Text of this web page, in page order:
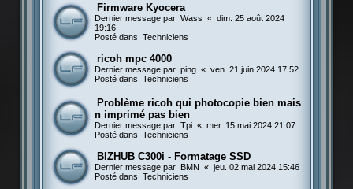
Firmware Kyocera
Dernier message par Wass « dim. 25 août 2024
19:16
Posté dans Techniciens
ricoh mpc 4000
Dernier message par ping « ven. 21 juin 2024 17:52
Posté dans Techniciens
Problème ricoh qui photocopie bien mais
n imprimé pas bien
Dernier message par Tpi « mer. 15 mai 2024 21:07
Posté dans Techniciens
BIZHUB C300i - Formatage SSD
Dernier message par BMN « jeu. 02 mai 2024 15:46
Posté dans Techniciens